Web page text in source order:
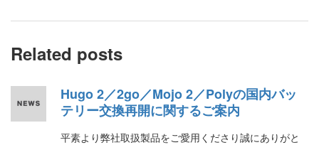
Related posts
Hugo 2／2go／Mojo 2／Polyの国内バッ
テリー交換再開に関するご案内
平素より弊社取扱製品をご愛用くださり誠にありがと